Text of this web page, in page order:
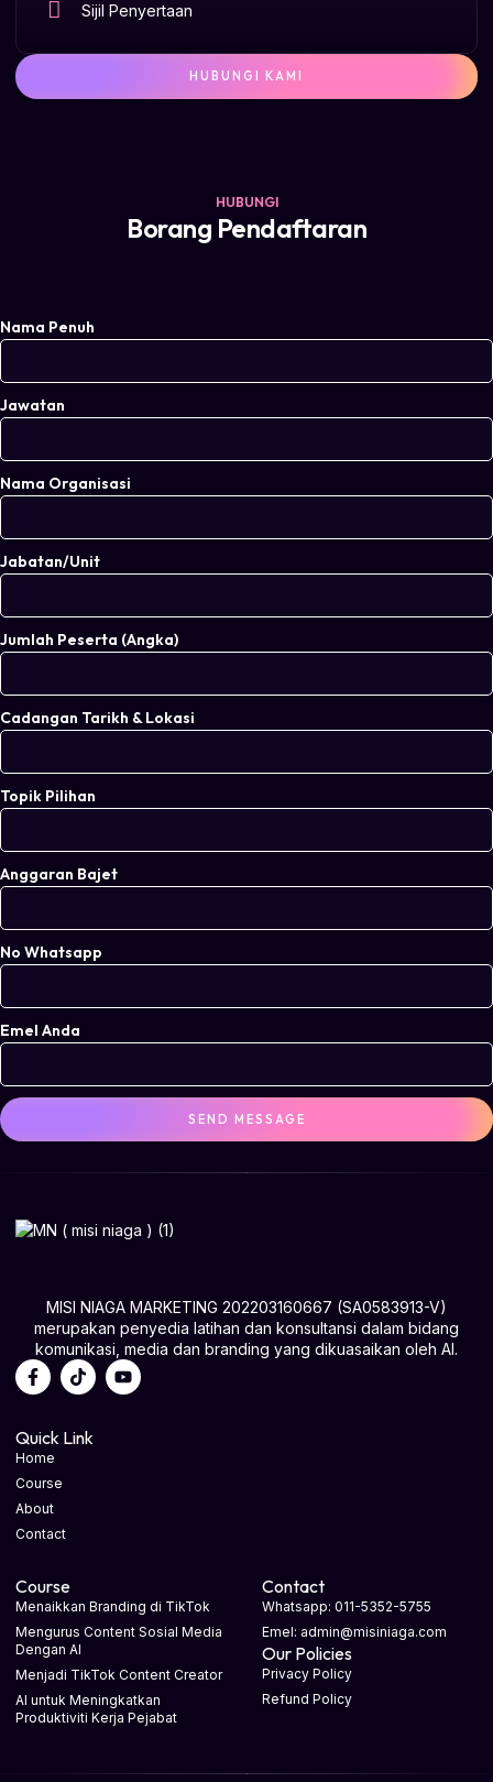
Sijil Penyertaan
HUBUNGI KAMI
HUBUNGI
Borang Pendaftaran
Nama Penuh
Jawatan
Nama Organisasi
Jabatan/Unit
Jumlah Peserta (Angka)
Cadangan Tarikh & Lokasi
Topik Pilihan
Anggaran Bajet
No Whatsapp
Emel Anda
SEND MESSAGE
MISI NIAGA MARKETING 202203160667 (SA0583913-V)
merupakan penyedia latihan dan konsultansi dalam bidang
komunikasi, media dan branding yang dikuasaikan oleh AI.
Quick Link
Home
Course
About
Contact
Course
Menaikkan Branding di TikTok
Mengurus Content Sosial Media
Dengan AI
Menjadi TikTok Content Creator
AI untuk Meningkatkan
Produktiviti Kerja Pejabat
Contact
Whatsapp: 011-5352-5755
Emel: admin@misiniaga.com
Our Policies
Privacy Policy
Refund Policy